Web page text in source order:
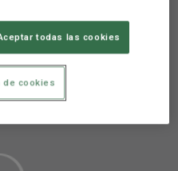
todas las cookies
de cookies